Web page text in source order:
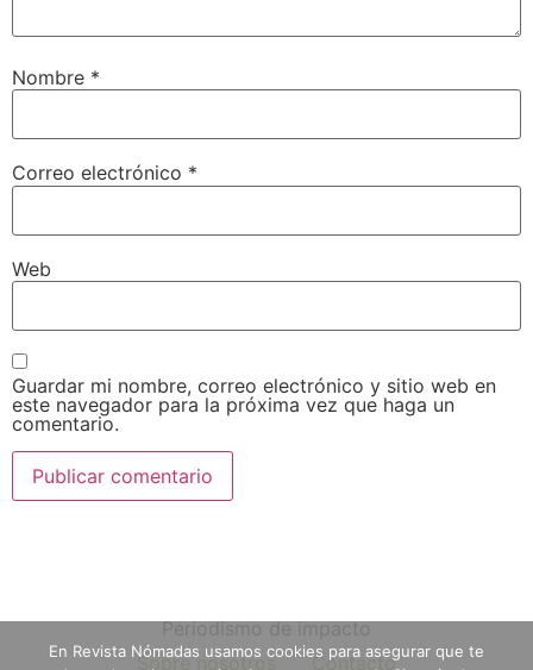
Nombre *
Correo electrónico *
Web
Guardar mi nombre, correo electrónico y sitio web en
este navegador para la próxima vez que haga un
comentario.
Periodismo de impacto
Sobre nosotros
Contacto
En Revista Nómadas usamos cookies para asegurar que te